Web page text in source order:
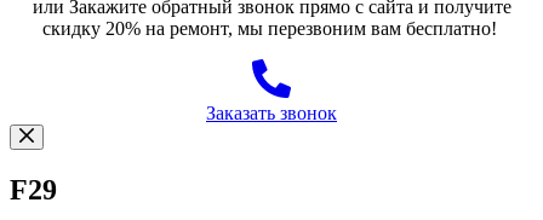
или Закажите обратный звонок прямо с сайта и получите
скидку 20% на ремонт, мы перезвоним вам бесплатно!
Заказать звонок
F29